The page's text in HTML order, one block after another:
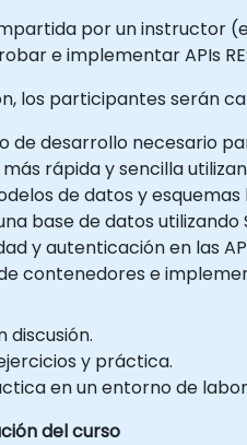
por un instructor
e implementar APIs
los participantes serán
de desarrollo necesario
rápida y sencilla
de datos y esquemas
base de datos utilizando
y autenticación en las
contenedores e
discusión.
y práctica.
en un entorno de
del curso